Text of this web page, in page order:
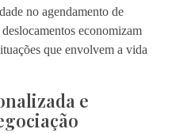
no agendamento de
economizam
que envolvem a vida
e